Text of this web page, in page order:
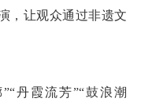
，让观众通过非遗文
丹霞流芳”“鼓浪潮